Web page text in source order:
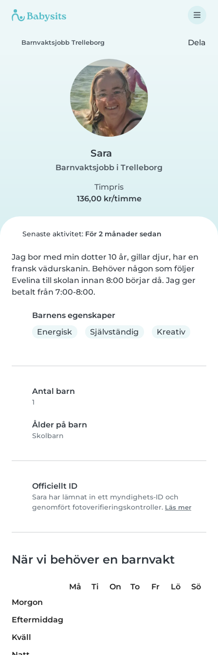
Barnvaktsjobb Trelleborg Dela
Sara
Barnvaktsjobb i Trelleborg
Timpris
136,00 kr/timme
Senaste aktivitet: För 2 månader sedan
Jag bor med min dotter 10 år, gillar djur, har en
fransk vädurskanin. Behöver någon som följer
Evelina till skolan innan 8:00 börjar då. Jag ger
betalt från 7:00-8:00.
Barnens egenskaper
Energisk
Självständig Kreativ
Antal barn
1
Ålder på barn
Skolbarn
Officiellt ID
Sara har lämnat in ett myndighets-ID och
genomfört fotoverifieringskontroller. Läs mer
När vi behöver en barnvakt
Må Ti On To Fr Lö
Sö
Morgon
Eftermiddag
Kväll